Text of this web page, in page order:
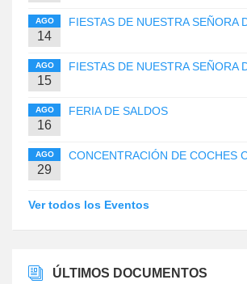
AGO
14
FIESTAS DE NUESTRA SEÑORA
AGO
15
FIESTAS DE NUESTRA SEÑORA
AGO
16
FERIA DE SALDOS
AGO
29
CONCENTRACIÓN DE COCHES
Ver todos los Eventos
ÚLTIMOS DOCUMENTOS